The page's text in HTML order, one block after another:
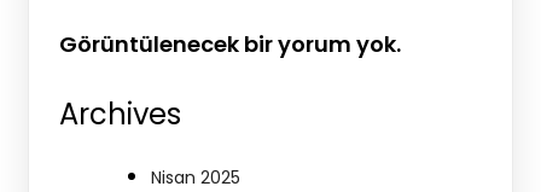
Görüntülenecek bir yorum yok.
Archives
Nisan 2025